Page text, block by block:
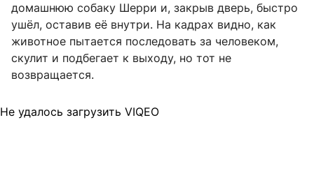
домашнюю собаку Шерри и, закрыв дверь, быстро
ушёл, оставив её внутри. На кадрах видно, как
животное пытается последовать за человеком,
скулит и подбегает к выходу, но тот не
возвращается.
Не удалось загрузить VIQEO